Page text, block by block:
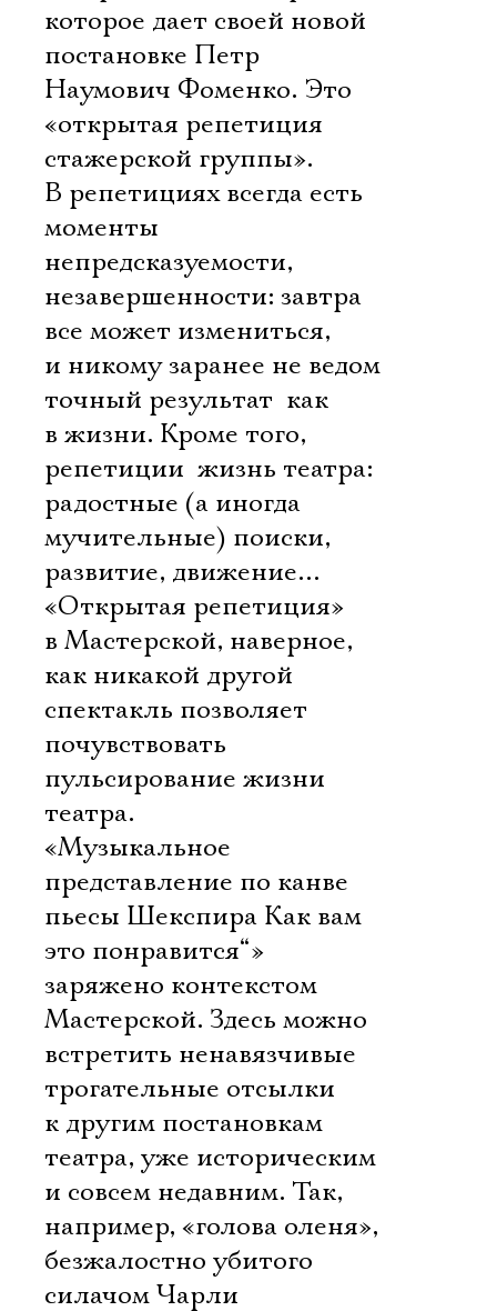
которое дает своей новой
постановке Петр
Наумович Фоменко. Это
«открытая репетиция
стажерской группы».
В репетициях всегда есть
моменты
непредсказуемости,
незавершенности: завтра
все может измениться,
и никому заранее не ведом
точный результат  как
в жизни. Кроме того,
репетиции  жизнь театра:
радостные (а иногда 
мучительные) поиски,
развитие, движение…
«Открытая репетиция»
в Мастерской, наверное,
как никакой другой
спектакль позволяет
почувствовать
пульсирование жизни
театра.
«Музыкальное
представление по канве
пьесы Шекспира Как вам
это понравится“»
заряжено контекстом
Мастерской. Здесь можно
встретить ненавязчивые
трогательные отсылки
к другим постановкам
театра, уже историческим
и совсем недавним. Так,
например, «голова оленя»,
безжалостно убитого
силачом Чарли